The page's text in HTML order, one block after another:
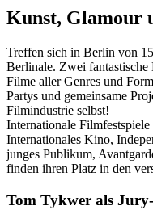
Kunst, Glamour
Treffen sich in Berlin von
Berlinale. Zwei
Filme aller Genres und
Partys und gemeinsame
Filmindustrie selbst!
Internationale
Internationales Kino,
junges Publikum,
finden ihren Platz in den
Tom Tykwer als